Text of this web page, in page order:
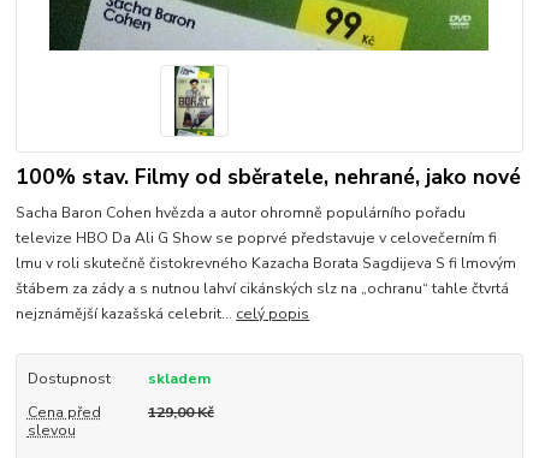
100% stav. Filmy od sběratele, nehrané, jako nové
Sacha Baron Cohen hvězda a autor ohromně populárního pořadu
televize HBO Da Ali G Show se poprvé představuje v celovečerním fi
lmu v roli skutečně čistokrevného Kazacha Borata Sagdijeva S fi lmovým
štábem za zády a s nutnou lahví cikánských slz na „ochranu“ tahle čtvrtá
nejznámější kazašská celebrit... celý popis
Dostupnost
skladem
Cena před
slevou
129,00 Kč